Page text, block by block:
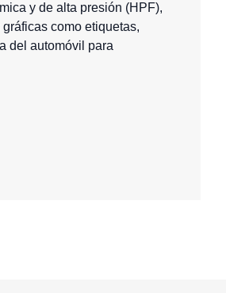
y de alta presión (HPF),
como etiquetas,
del automóvil para